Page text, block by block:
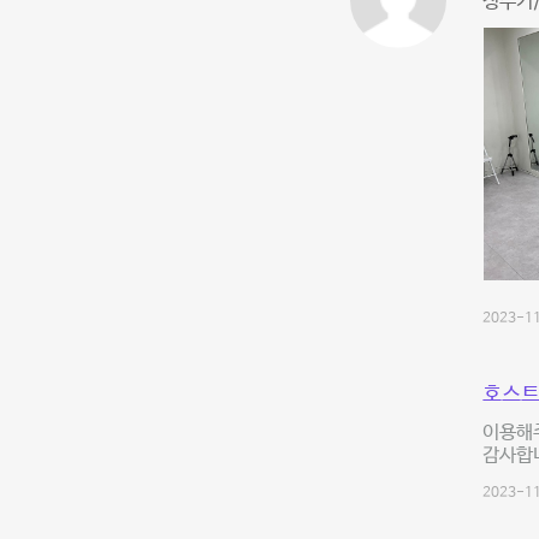
2023-
호스
이용
감사
2023-